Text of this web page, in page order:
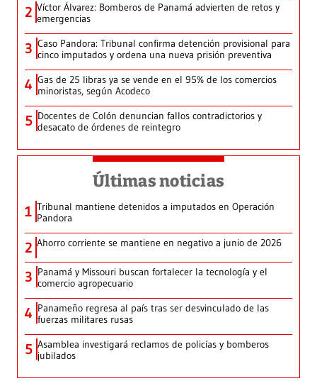
2 Víctor Álvarez: Bomberos de Panamá advierten de retos y
emergencias
3 Caso Pandora: Tribunal confirma detención provisional para
cinco imputados y ordena una nueva prisión preventiva
4 Gas de 25 libras ya se vende en el 95% de los comercios
minoristas, según Acodeco
5 Docentes de Colón denuncian fallos contradictorios y
desacato de órdenes de reintegro
Últimas noticias
1 Tribunal mantiene detenidos a imputados en Operación
Pandora
2 Ahorro corriente se mantiene en negativo a junio de 2026
3 Panamá y Missouri buscan fortalecer la tecnología y el
comercio agropecuario
4 Panameño regresa al país tras ser desvinculado de las
fuerzas militares rusas
5 Asamblea investigará reclamos de policías y bomberos
jubilados